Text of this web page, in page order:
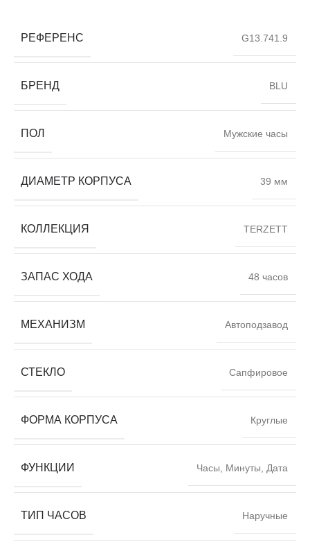
РЕФЕРЕНС G13.741.9
БРЕНД BLU
ПОЛ Мужские часы
ДИАМЕТР КОРПУСА 39 мм
КОЛЛЕКЦИЯ TERZETT
ЗАПАС ХОДА 48 часов
МЕХАНИЗМ Автоподзавод
СТЕКЛО Сапфировое
ФОРМА КОРПУСА Круглые
ФУНКЦИИ Часы, Минуты, Дата
ТИП ЧАСОВ Наручные